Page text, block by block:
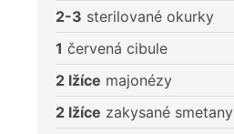
2-3 sterilované okurky
1 červená cibule
2 lžíce majonézy
2 lžíce zakysané smetany